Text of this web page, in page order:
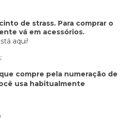
de strass. Para comprar o
vá em acessórios.
aqui!
compre pela numeração de
usa habitualmente